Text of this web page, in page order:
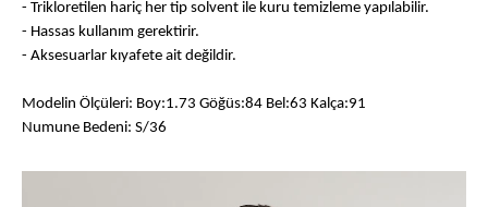
- Trikloretilen hariç her tip solvent ile kuru temizleme yapılabilir.
- Hassas kullanım gerektirir.
- Aksesuarlar kıyafete ait değildir.
Modelin Ölçüleri: Boy:1.73 Göğüs:84 Bel:63 Kalça:91
Numune Bedeni: S/36